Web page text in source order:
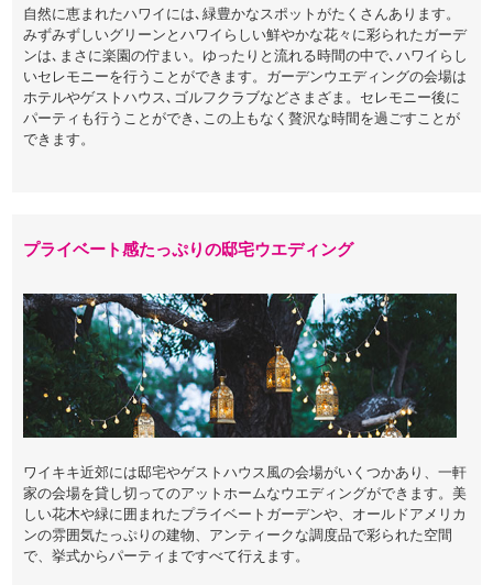
自然に恵まれたハワイには､緑豊かなスポットがたくさんあります。
みずみずしいグリーンとハワイらしい鮮やかな花々に彩られたガーデ
ンは､まさに楽園の佇まい。ゆったりと流れる時間の中で､ハワイらし
いセレモニーを行うことができます。ガーデンウエディングの会場は
ホテルやゲストハウス､ゴルフクラブなどさまざま。セレモニー後に
パーティも行うことができ､この上もなく贅沢な時間を過ごすことが
できます。
プライベート感たっぷりの邸宅ウエディング
ワイキキ近郊には邸宅やゲストハウス風の会場がいくつかあり、一軒
家の会場を貸し切ってのアットホームなウエディングができます。美
しい花木や緑に囲まれたプライベートガーデンや、オールドアメリカ
ンの雰囲気たっぷりの建物、アンティークな調度品で彩られた空間
で、挙式からパーティまですべて行えます。